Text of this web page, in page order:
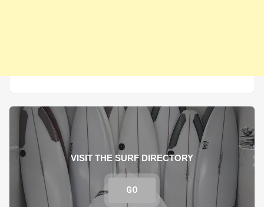
VISIT THE SURF DIRECTORY
GO